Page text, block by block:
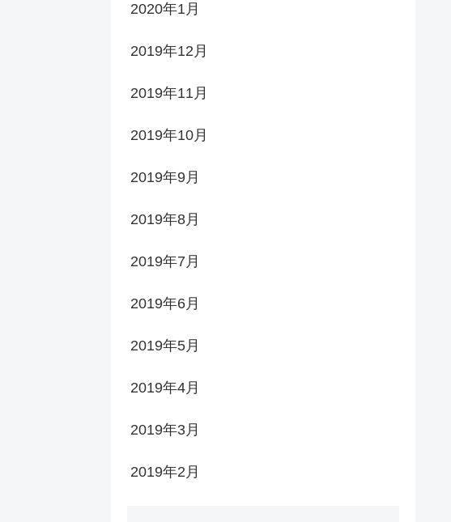
2020年1月
2019年12月
2019年11月
2019年10月
2019年9月
2019年8月
2019年7月
2019年6月
2019年5月
2019年4月
2019年3月
2019年2月